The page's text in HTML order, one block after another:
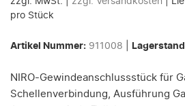
pro Stück
Artikel Nummer: 911008
NIRO-Gewindeanschlussstück für
Schellenverbindung, Ausführung